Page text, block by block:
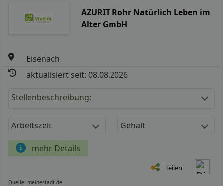
AZURIT Rohr Natürlich Leben im
Alter GmbH
Eisenach
aktualisiert seit: 08.08.2026
Stellenbeschreibung:
Arbeitszeit Gehalt
mehr Details
Teilen
Quelle: meinestadt.de